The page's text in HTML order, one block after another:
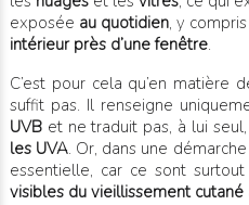
exposée au quotidien, y compris
intérieur près d’une fenêtre.
C’est pour cela qu’en matière
suffit pas. Il renseigne
UVBet ne traduit pas, à lui
les UVA. Or, dans une démarche
essentielle, car ce sont
visibles du vieillissement cutané